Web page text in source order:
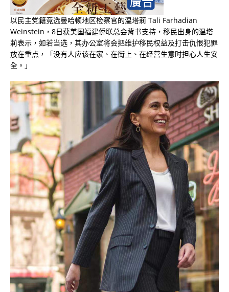
以民主党籍竞选曼哈顿地区检察官的温塔莉 Tali Farhadian
Weinstein，8日获美国福建侨联总会背书支持，移民出身的温塔
莉表示，如若当选，其办公室将会把维护移民权益及打击仇恨犯罪
放在重点，「没有人应该在家、在街上、在经营生意时担心人生安
全。」